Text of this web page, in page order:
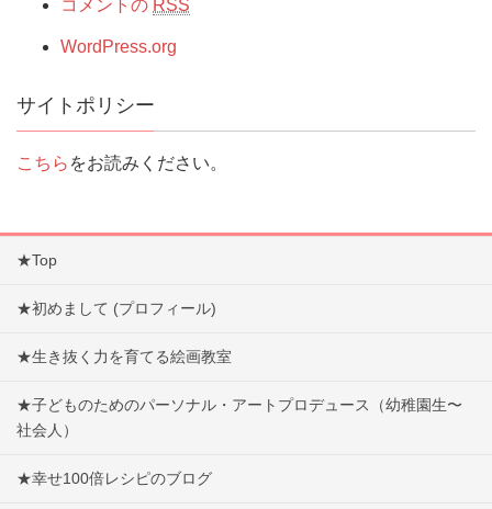
コメントの RSS
WordPress.org
サイトポリシー
こちら をお読みください。
★Top
★初めまして (プロフィール)
★生き抜く力を育てる絵画教室
★子どものためのパーソナル・アートプロデュース（幼稚園生〜
社会人）
★幸せ100倍レシピのブログ